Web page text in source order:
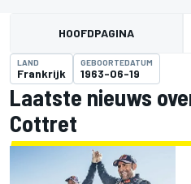
HOOFDPAGINA
LAND
Frankrijk
GEBOORTEDATUM
1963-06-19
Laatste nieuws
Cottret